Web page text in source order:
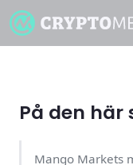
På den här
Mango Markets